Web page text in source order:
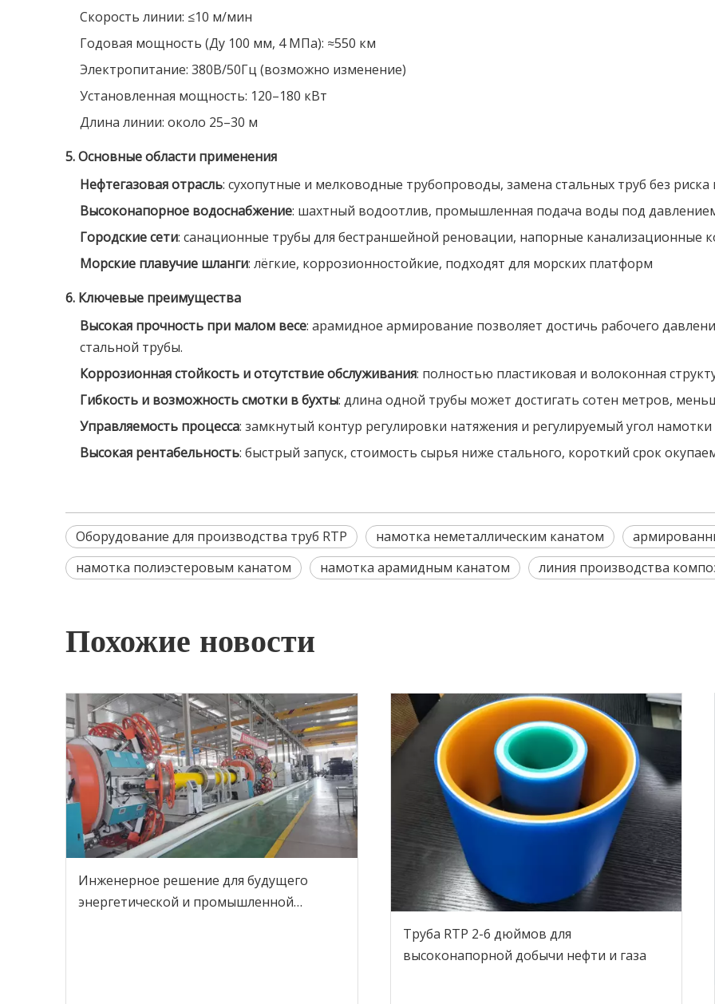
Скорость линии: ≤10 м/мин
Годовая мощность (Ду 100 мм, 4 МПа): ≈550 км
Электропитание: 380В/50Гц (возможно изменение)
Установленная мощность: 120–180 кВт
Длина линии: около 25–30 м
5. Основные области применения
Нефтегазовая отрасль: сухопутные и мелководные трубопроводы, замена стальных труб без риска
Высоконапорное водоснабжение: шахтный водоотлив, промышленная подача воды под
Городские сети: санационные трубы для бестраншейной реновации, напорные канализационные
Морские плавучие шланги: лёгкие, коррозионностойкие, подходят для морских платформ
6. Ключевые преимущества
Высокая прочность при малом весе: арамидное армирование позволяет достичь рабочего
стальной трубы.
Коррозионная стойкость и отсутствие обслуживания: полностью пластиковая и волоконная
Гибкость и возможность смотки в бухты: длина одной трубы может достигать сотен метров,
Управляемость процесса: замкнутый контур регулировки натяжения и регулируемый угол намотки
Высокая рентабельность: быстрый запуск, стоимость сырья ниже стального, короткий срок
Оборудование для производства труб RTP намотка неметаллическим канатом
намотка полиэстеровым канатом
намотка арамидным канатом линия производства
Похожие новости
Инженерное решение для будущего
энергетической и промышленной
Труба RTP 2-6 дюймов для
высоконапорной добычи нефти и газа